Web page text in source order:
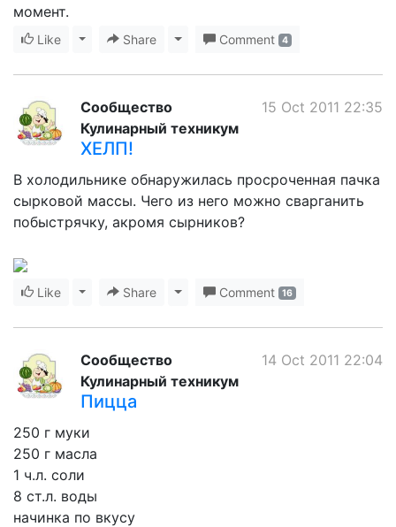
момент.
Like Toggle Dropdown
Share Toggle Dropdown
Comment 4
15 Oct 2011 22:35
Сообщество
Кулинарный техникум
ХЕЛП!
В холодильнике обнаружилась просроченная пачка
сырковой массы. Чего из него можно сварганить
побыстрячку, акромя сырников?
Like Toggle Dropdown
Share Toggle Dropdown
Comment 16
14 Oct 2011 22:04
Сообщество
Кулинарный техникум
Пицца
250 г муки
250 г масла
1 ч.л. соли
8 ст.л. воды
начинка по вкусу